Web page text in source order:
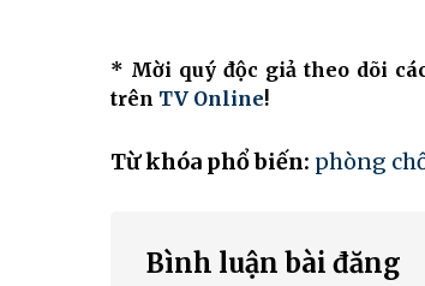
* Mời quý độc giả theo dõi
trên TV Online!
Từ khóa phổ biến: phòng
Bình luận bài đăng